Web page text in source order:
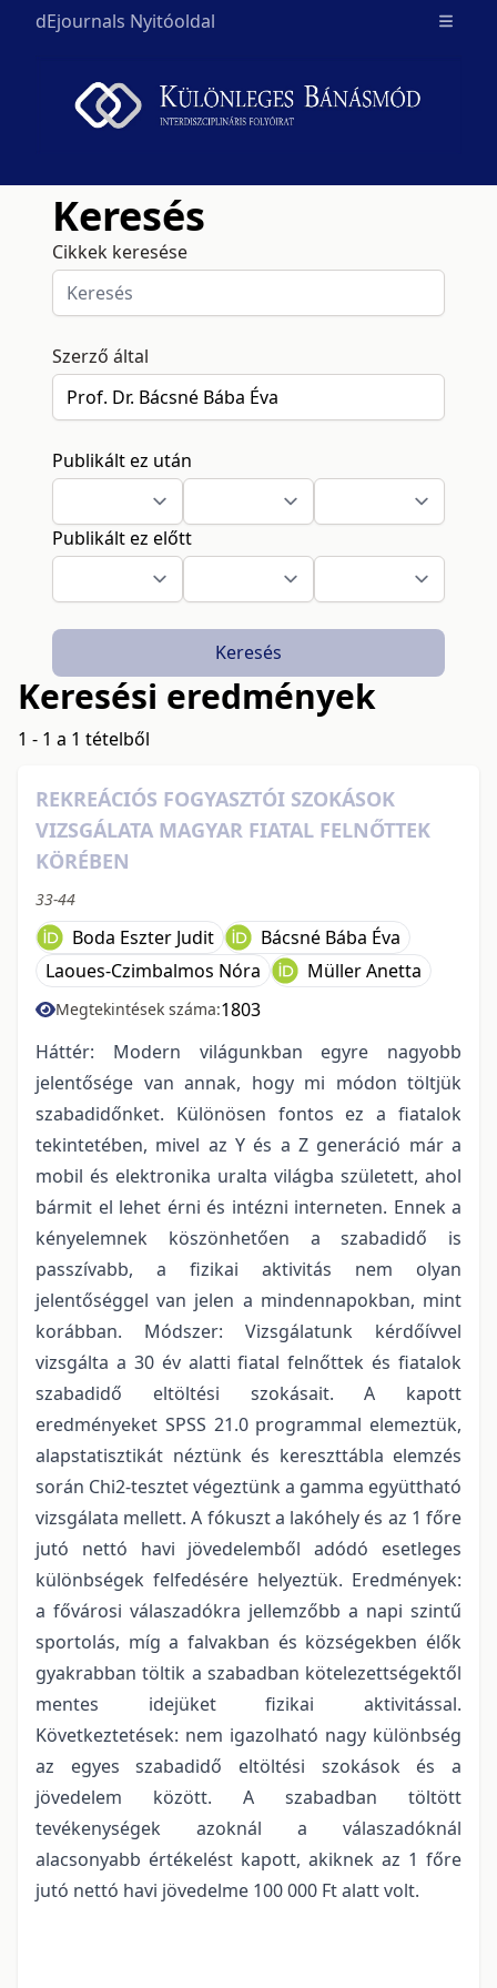
dEjournals Nyitóoldal Open
Keresés
Cikkek keresése
Szerző által
Publikált ez után
Publikált ez előtt
Keresés
Keresési eredmények
1 - 1 a 1 tételből
REKREÁCIÓS FOGYASZTÓI SZOKÁSOK
VIZSGÁLATA MAGYAR FIATAL FELNŐTTEK
KÖRÉBEN
33-44
Boda Eszter Judit
Bácsné Bába Éva
Laoues-Czimbalmos Nóra
Müller Anetta
Megtekintések száma:1803
Háttér: Modern világunkban egyre nagyobb
jelentősége van annak, hogy mi módon töltjük
szabadidőnket. Különösen fontos ez a fiatalok
tekintetében, mivel az Y és a Z generáció már a
mobil és elektronika uralta világba született, ahol
bármit el lehet érni és intézni interneten. Ennek a
kényelemnek köszönhetően a szabadidő is
passzívabb, a fizikai aktivitás nem olyan
jelentőséggel van jelen a mindennapokban, mint
korábban. Módszer: Vizsgálatunk kérdőívvel
vizsgálta a 30 év alatti fiatal felnőttek és fiatalok
szabadidő eltöltési szokásait. A kapott
eredményeket SPSS 21.0 programmal elemeztük,
alapstatisztikát néztünk és kereszttábla elemzés
során Chi2-tesztet végeztünk a gamma együttható
vizsgálata mellett. A fókuszt a lakóhely és az 1 főre
jutó nettó havi jövedelemből adódó esetleges
különbségek felfedésére helyeztük. Eredmények:
a fővárosi válaszadókra jellemzőbb a napi szintű
sportolás, míg a falvakban és községekben élők
gyakrabban töltik a szabadban kötelezettségektől
mentes idejüket fizikai aktivitással.
Következtetések: nem igazolható nagy különbség
az egyes szabadidő eltöltési szokások és a
jövedelem között. A szabadban töltött
tevékenységek azoknál a válaszadóknál
alacsonyabb értékelést kapott, akiknek az 1 főre
jutó nettó havi jövedelme 100 000 Ft alatt volt.